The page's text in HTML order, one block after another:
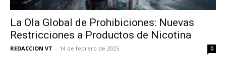
La Ola Global de Prohibiciones: Nuevas
Restricciones a Productos de Nicotina
REDACCION VT - 14 de febrero de 2025 0